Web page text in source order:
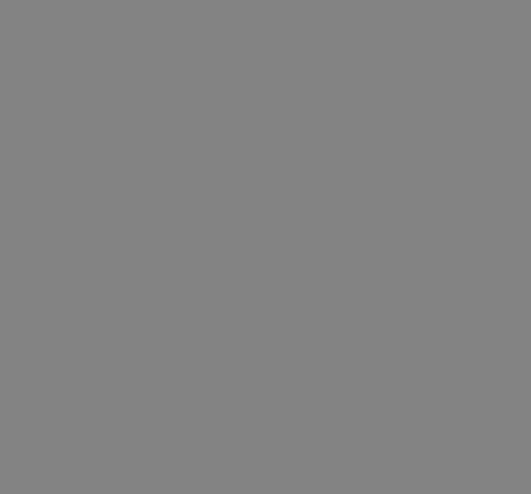
από το
λόγω ιστότοπο.
τη
χρήστη και τις
για την
ανθρώπων
επωφελές
προκειμένου να
σχετικά με
τους.